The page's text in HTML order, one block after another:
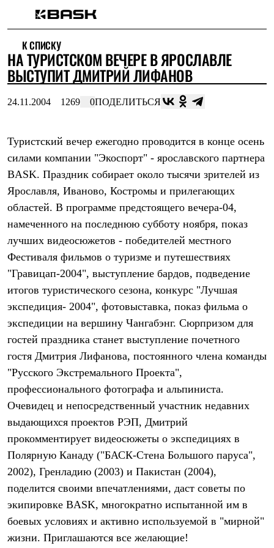
Интернет-магазин
Мужская одежда
Утепленная пухом
Куртки
Жилеты
Куртки
Брюки
Штормовая одежда
Куртки
Брюки
Софтшелл одежда
Куртки
Брюки
Куртки
Брюки
Термобелье
Теплое термобелье
Среднее термобелье
Легкое термобелье
Лёгкая одежда
Футболки
Толстовки
Брюки
Шорты
Женская одежда
Утепленная пухом
Брюки
Жилеты
Утепленная синтетикой
Брюки
Штормовая одежда
Софтшелл одежда
Куртки
Брюки
Лёгкая одежда
К СПИСКУ
НА ТУРИСТСКОМ ВЕЧЕРЕ В ЯРОСЛАВЛЕ
ВЫСТУПИТ ДМИТРИЙ ЛИФАНОВ
24.11.2004 1269 0ПОДЕЛИТЬСЯ
Туристский вечер ежегодно проводится в конце осень
силами компании "Экоспорт" - ярославского партнера
BASK. Праздник собирает около тысячи зрителей из
Ярославля, Иваново, Костромы и прилегающих
областей. В программе предстоящего вечера-04,
намеченного на последнюю субботу ноября, показ
лучших видеосюжетов - победителей местного
Фестиваля фильмов о туризме и путешествиях
"Гравицап-2004", выступление бардов, подведение
итогов туристического сезона, конкурс "Лучшая
экспедиция- 2004", фотовыставка, показ фильма о
экспедиции на вершину Чангабэнг. Сюрпризом для
гостей праздника станет выступление почетного
гостя Дмитрия Лифанова, постоянного члена команды
"Русского Экстремального Проекта",
профессионального фотографа и альпиниста.
Очевидец и непосредственный участник недавних
выдающихся проектов РЭП, Дмитрий
прокомментирует видеосюжеты о экспедициях в
Полярную Канаду ("БАСК-Стена Большого паруса",
2002), Гренладию (2003) и Пакистан (2004),
поделится своими впечатлениями, даст советы по
экипировке BASK, многократно испытанной им в
боевых условиях и активно используемой в "мирной"
жизни. Приглашаются все желающие!